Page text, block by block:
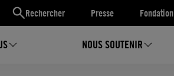
Rechercher Presse Fondation
NOUS SOUTENIR